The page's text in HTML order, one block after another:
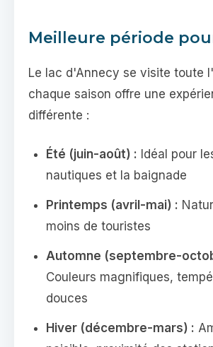
Meilleure période
Le lac d'Annecy se visite toute
chaque saison offre une
différente :
Été (juin-août) : Idéal pour
nautiques et la baignade
Printemps (avril-mai) :
moins de touristes
Automne (septembre-
Couleurs magnifiques,
douces
Hiver (décembre-mars) :